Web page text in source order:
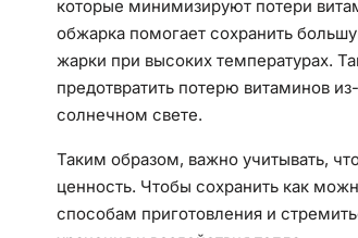
которые минимизируют потери
обжарка помогает сохранить
жарки при высоких температурах.
предотвратить потерю витаминов
солнечном свете.
Таким образом, важно учитывать,
ценность. Чтобы сохранить как
способам приготовления и